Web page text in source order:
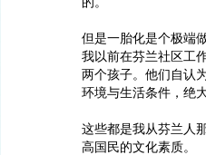
但是一胎化是个极端
我以前在芬兰社区工
两个孩子。他们自认
环境与生活条件，绝
这些都是我从芬兰人
高国民的文化素质。